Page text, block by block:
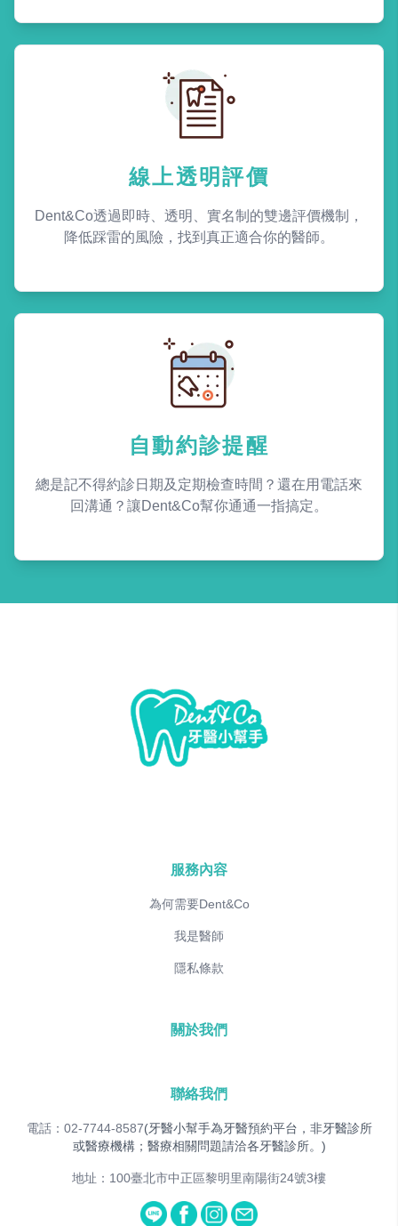
線上透明評價
Dent&Co透過即時、透明、實名制的雙邊評價機制，
降低踩雷的風險，找到真正適合你的醫師。
自動約診提醒
總是記不得約診日期及定期檢查時間？還在用電話來
回溝通？讓Dent&Co幫你通通一指搞定。
服務內容
為何需要Dent&Co
我是醫師
隱私條款
關於我們
聯絡我們
電話：02-7744-8587(牙醫小幫手為牙醫預約平台，非牙醫診所
或醫療機構；醫療相關問題請洽各牙醫診所。)
地址：100臺北市中正區黎明里南陽街24號3樓